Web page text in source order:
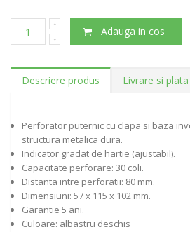
Adauga in cos
Descriere produs Livrare si plata
Perforator puternic cu clapa si baza
structura metalica dura.
Indicator gradat de hartie (ajustabil).
Capacitate perforare: 30 coli.
Distanta intre perforatii: 80 mm.
Dimensiuni: 57 x 115 x 102 mm.
Garantie 5 ani.
Culoare: albastru deschis